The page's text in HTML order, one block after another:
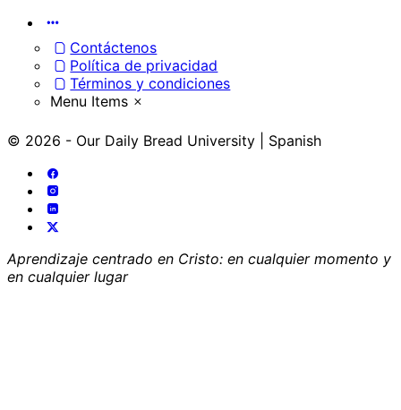
Items
Contáctenos
Política de privacidad
Términos y condiciones
Menu Items
© 2026 - Our Daily Bread University | Spanish
Aprendizaje centrado en Cristo: en cualquier momento y
en cualquier lugar